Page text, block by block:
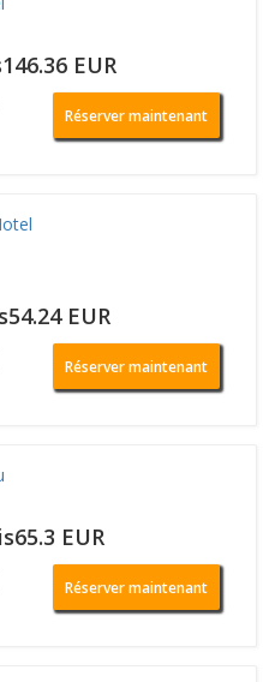
EUR
Réserver maintenant
EUR
Réserver maintenant
EUR
Réserver maintenant